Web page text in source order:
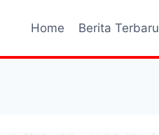
Home Berita Terbaru